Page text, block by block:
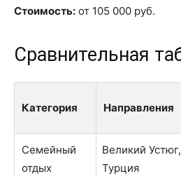
Стоимость: от 105 000 руб.
Сравнительная
Категория Направления
Семейный
отдых
Великий
Турция